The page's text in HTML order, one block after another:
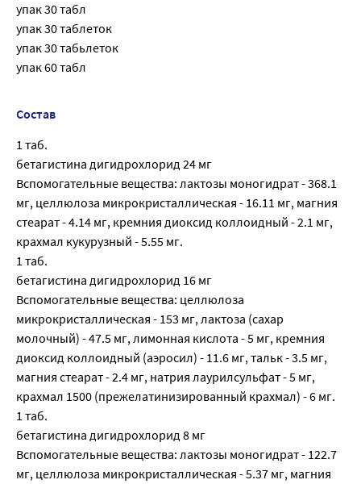
упак 30 табл
упак 30 таблеток
упак 30 табьлеток
упак 60 табл
Состав
1 таб.
бетагистина дигидрохлорид 24 мг
Вспомогательные вещества: лактозы моногидрат - 368.1
мг, целлюлоза микрокристаллическая - 16.11 мг, магния
стеарат - 4.14 мг, кремния диоксид коллоидный - 2.1 мг,
крахмал кукурузный - 5.55 мг.
1 таб.
бетагистина дигидрохлорид 16 мг
Вспомогательные вещества: целлюлоза
микрокристаллическая - 153 мг, лактоза (сахар
молочный) - 47.5 мг, лимонная кислота - 5 мг, кремния
диоксид коллоидный (аэросил) - 11.6 мг, тальк - 3.5 мг,
магния стеарат - 2.4 мг, натрия лаурилсульфат - 5 мг,
крахмал 1500 (прежелатинизированный крахмал) - 6 мг.
1 таб.
бетагистина дигидрохлорид 8 мг
Вспомогательные вещества: лактозы моногидрат - 122.7
мг, целлюлоза микрокристаллическая - 5.37 мг, магния